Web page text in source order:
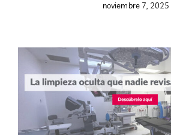
noviembre 7, 2025